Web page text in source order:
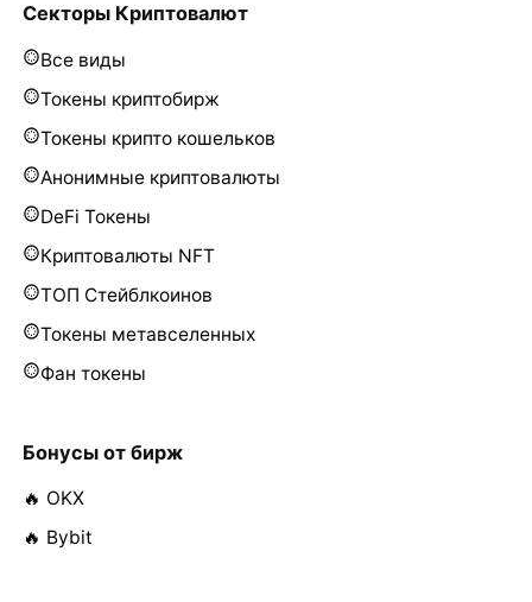
Секторы Криптовалют
Все виды
Токены криптобирж
Токены крипто кошельков
Анонимные криптовалюты
DeFi Токены
Криптовалюты NFT
ТОП Стейблкоинов
Токены метавселенных
Фан токены
Бонусы от бирж
🔥 OKX
🔥 Bybit